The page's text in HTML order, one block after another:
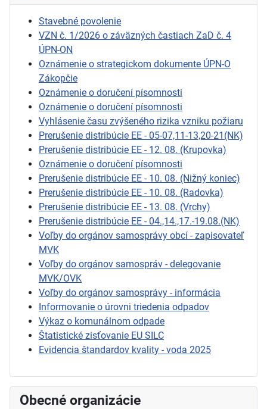
Stavebné povolenie
VZN č. 1/2026 o záväzných častiach ZaD č. 4
ÚPN-ON
Oznámenie o strategickom dokumente ÚPN-O
Zákopčie
Oznámenie o doručení písomnosti
Oznámenie o doručení písomnosti
Vyhlásenie času zvýšeného rizika vzniku požiaru
Prerušenie distribúcie EE - 05-07,11-13,20-21(NK)
Prerušenie distribúcie EE - 12. 08. (Krupovka)
Oznámenie o doručení písomnosti
Prerušenie distribúcie EE - 10. 08. (Nižný koniec)
Prerušenie distribúcie EE - 10. 08. (Radovka)
Prerušenie distribúcie EE - 13. 08. (Vrchy)
Prerušenie distribúcie EE - 04.,14.,17.-19.08.(NK)
Voľby do orgánov samosprávy obcí - zapisovateľ
MVK
Voľby do orgánov samospráv - delegovanie
MVK/OVK
Voľby do orgánov samosprávy - informácia
Informovanie o úrovni triedenia odpadov
Výkaz o komunálnom odpade
Štatistické zisťovanie EU SILC
Evidencia štandardov kvality - voda 2025
Obecné organizácie